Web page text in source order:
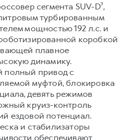
сегмента SUV-D⁷,
турбированным
мощностью 192 л.с. и
коробкой
плавное
динамику.
полный привод с
муфтой, блокировка
девять режимов
круиз-контроль
ездовой потенциал.
и стабилизаторы
обеспечивают